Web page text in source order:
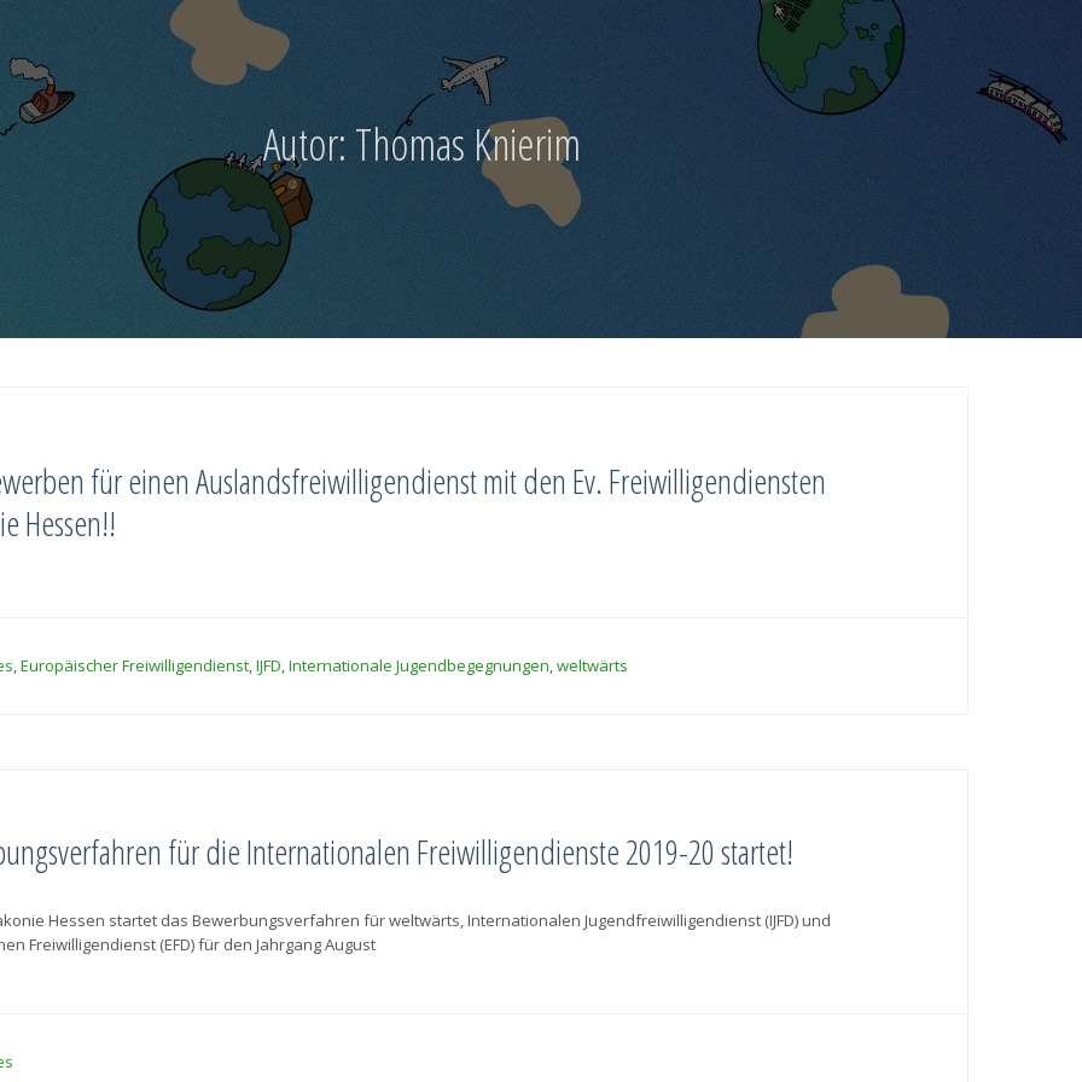
Autor: Thomas Knierim
für einen Auslandsfreiwilligendienst mit den Ev. Freiwilligendiensten
Hessen!!
Europäischer Freiwilligendienst, IJFD Internationale Jugendbegegnungen weltwärts
für die Internationalen Freiwilligendienste 2019-20 startet!
Hessen startet das Bewerbungsverfahren für weltwärts, Internationalen Jugendfreiwilligendienst (IJFD) und
Freiwilligendienst (EFD) für den Jahrgang August